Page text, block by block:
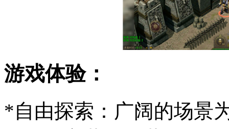
游戏体验：
*自由探索：广阔的场景